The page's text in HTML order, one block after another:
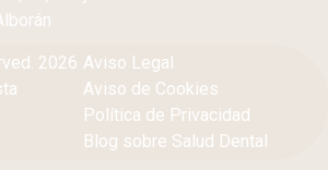
2026 Aviso Legal
Aviso de Cookies
Política de Privacidad
Blog sobre Salud Dental